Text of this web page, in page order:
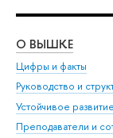
О ВЫШКЕ
Цифры и факты
Руководство и
Устойчивое
Преподаватели и